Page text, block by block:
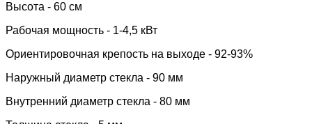
Высота - 60 см
Рабочая мощность - 1-4,5 кВт
Ориентировочная крепость на выходе - 92-93%
Наружный диаметр стекла - 90 мм
Внутренний диаметр стекла - 80 мм